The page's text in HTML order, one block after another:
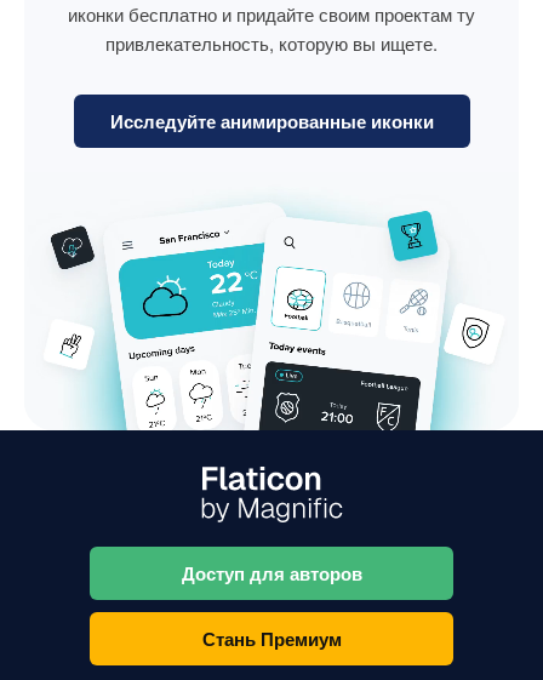
иконки бесплатно и придайте своим проектам ту
привлекательность, которую вы ищете.
Исследуйте анимированные иконки
Доступ для авторов
Стань Премиум